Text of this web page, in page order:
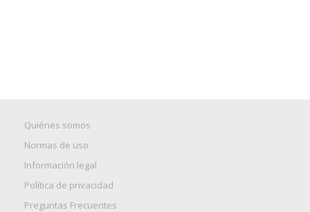
Quiénes somos
Normas de uso
Información legal
Política de privacidad
Preguntas Frecuentes